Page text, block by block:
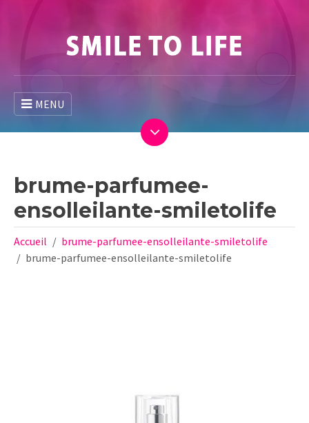
MENU
brume-parfumee-
ensolleilante-smiletolife
Accueil
brume-parfumee-ensolleilante-smiletolife
brume-parfumee-ensolleilante-smiletolife